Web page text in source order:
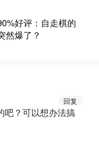
好评：自走棋的
然爆了？
回复
吧？可以想办法搞